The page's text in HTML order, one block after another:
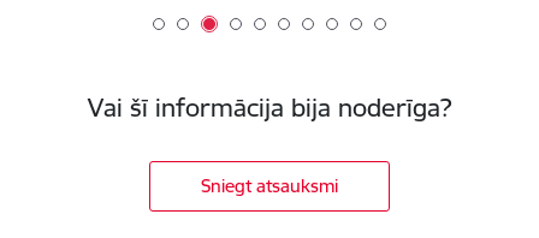
Vai šī informācija bija noderīga?
Sniegt atsauksmi